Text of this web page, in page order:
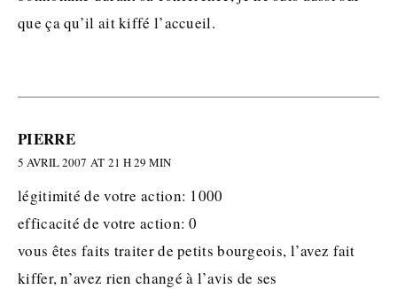
que ça qu’il ait kiffé l’accueil.
PIERRE
5 AVRIL 2007 AT 21 H 29 MIN
légitimité de votre action: 1000
efficacité de votre action: 0
vous êtes faits traiter de petits bourgeois, l’avez fait
kiffer, n’avez rien changé à l’avis de ses